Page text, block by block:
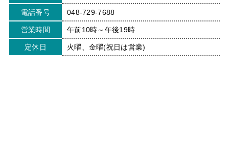
電話番号 048-729-7688
営業時間 午前10時～午後19時
定休日 火曜、金曜(祝日は営業)